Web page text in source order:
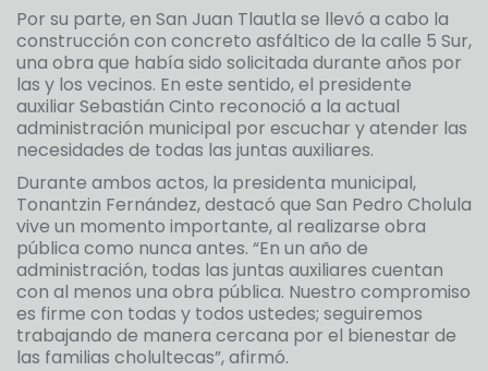
Por su parte, en San Juan Tlautla se llevó a cabo la
construcción con concreto asfáltico de la calle 5 Sur,
una obra que había sido solicitada durante años por
las y los vecinos. En este sentido, el presidente
auxiliar Sebastián Cinto reconoció a la actual
administración municipal por escuchar y atender las
necesidades de todas las juntas auxiliares.
Durante ambos actos, la presidenta municipal,
Tonantzin Fernández, destacó que San Pedro Cholula
vive un momento importante, al realizarse obra
pública como nunca antes. “En un año de
administración, todas las juntas auxiliares cuentan
con al menos una obra pública. Nuestro compromiso
es firme con todas y todos ustedes; seguiremos
trabajando de manera cercana por el bienestar de
las familias cholultecas”, afirmó.